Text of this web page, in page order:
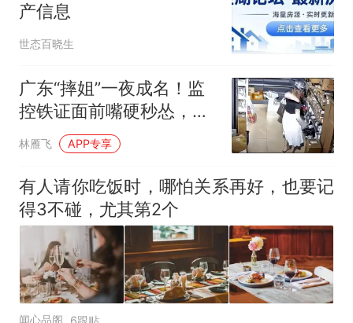
产信息
世态百晓生
广东“摔姐”一夜成名！监
控铁证面前嘴硬秒怂，评
论区已炸锅
林雁飞 APP专享
有人请你吃饭时，哪怕关系再好，也要记
得3不碰，尤其第2个
闻心品阁 6跟贴